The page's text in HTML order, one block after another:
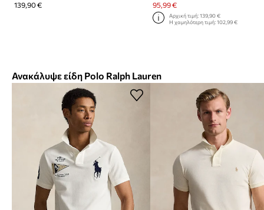
139,90 € 95,99 €
Αρχική τιμή: 139,90 €
Η χαμηλότερη τιμή: 102,99 €
Ανακάλυψε είδη Polo Ralph Lauren